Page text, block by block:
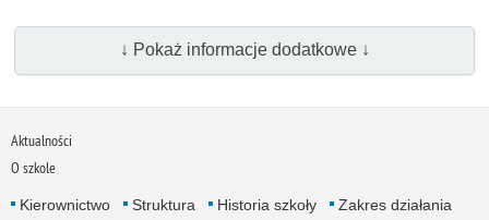
↓ Pokaż informacje dodatkowe ↓
Aktualności
O szkole
Kierownictwo Struktura Historia szkoły
Zakres działania